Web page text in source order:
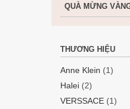
QUÀ MỪNG
THƯƠNG HIỆU
Anne Klein (1)
Halei (2)
VERSSACE (1)